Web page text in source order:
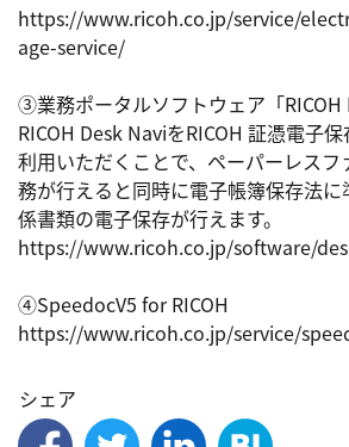
https://www.ricoh.co.jp/service/
age-service/
③業務ポータルソフトウェア「RICOH
RICOH Desk NaviをRICOH 証憑電子
利用いただくことで、ペーパーレス
務が行えると同時に電子帳簿保存法
係書類の電子保存が行えます。
https://www.ricoh.co.jp/software/
④SpeedocV5 for RICOH
https://www.ricoh.co.jp/service/
シェア